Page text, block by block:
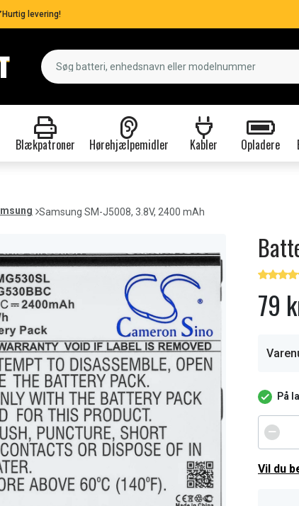
Hurtig levering!
Blækpatroner Hørehjælpemidler Kabler Opladere
Samsung SM-J5008, 3.8V, 2400 mAh
79
På
Vil du